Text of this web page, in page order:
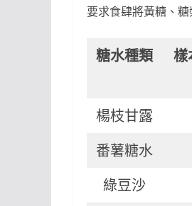
要求食肆將黃糖、
糖水種類 樣
楊枝甘露
番薯糖水
綠豆沙